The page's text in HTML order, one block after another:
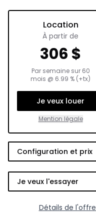
Location
À partir de
306 $
Par semaine sur 60
mois @ 6.99 % (+tx)
Je veux louer
Mention légale
Configuration et prix
Je veux l'essayer
Détails de